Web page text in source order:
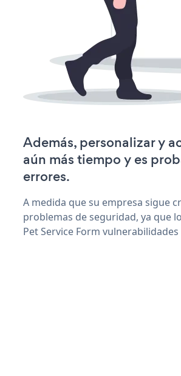
Además, personalizar y
aún más tiempo y es
errores.
A medida que su empresa sigue
problemas de seguridad, ya que
Pet Service Form